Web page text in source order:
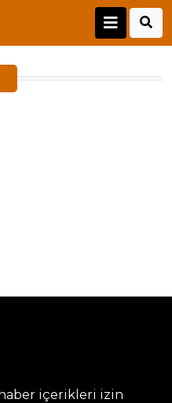
içerikleri izin